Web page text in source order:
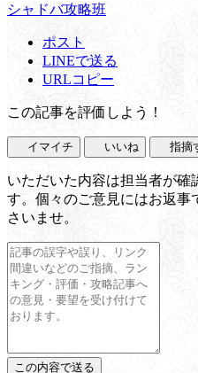
シャドバ攻略班
ポスト
LINEで送る
URLコピー
この記事を評価しよう！
イマイチ いいね 指摘
いただいた内容は担当者が確
す。個々のご意見にはお返事
さいませ。